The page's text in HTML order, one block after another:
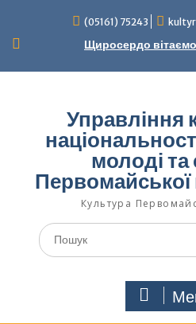
вмісту
(05161) 75243
Щиросердо
Управління
молоді та
Первомайської
Культура
Шукати: